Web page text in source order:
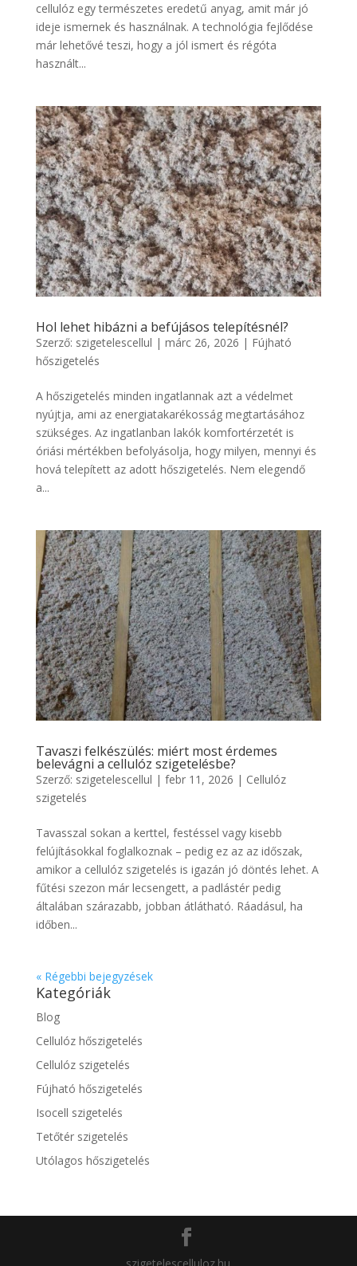
cellulóz egy természetes eredetű anyag, amit már jó
ideje ismernek és használnak. A technológia fejlődése
már lehetővé teszi, hogy a jól ismert és régóta
használt...
Hol lehet hibázni a befújásos telepítésnél?
Szerző: szigetelescellul | márc 26, 2026 | Fújható
hőszigetelés
A hőszigetelés minden ingatlannak azt a védelmet
nyújtja, ami az energiatakarékosság megtartásához
szükséges. Az ingatlanban lakók komfortérzetét is
óriási mértékben befolyásolja, hogy milyen, mennyi és
hová telepített az adott hőszigetelés. Nem elegendő
a...
Tavaszi felkészülés: miért most érdemes
belevágni a cellulóz szigetelésbe?
Szerző: szigetelescellul | febr 11, 2026 | Cellulóz
szigetelés
Tavasszal sokan a kerttel, festéssel vagy kisebb
felújításokkal foglalkoznak – pedig ez az az időszak,
amikor a cellulóz szigetelés is igazán jó döntés lehet. A
fűtési szezon már lecsengett, a padlástér pedig
általában szárazabb, jobban átlátható. Ráadásul, ha
időben...
« Régebbi bejegyzések
Kategóriák
Blog
Cellulóz hőszigetelés
Cellulóz szigetelés
Fújható hőszigetelés
Isocell szigetelés
Tetőtér szigetelés
Utólagos hőszigetelés